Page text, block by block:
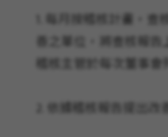
1. 每月按稽核計畫，
善之單位，將查核報
稽核主管於每次董事會
2. 依據稽核報告提出